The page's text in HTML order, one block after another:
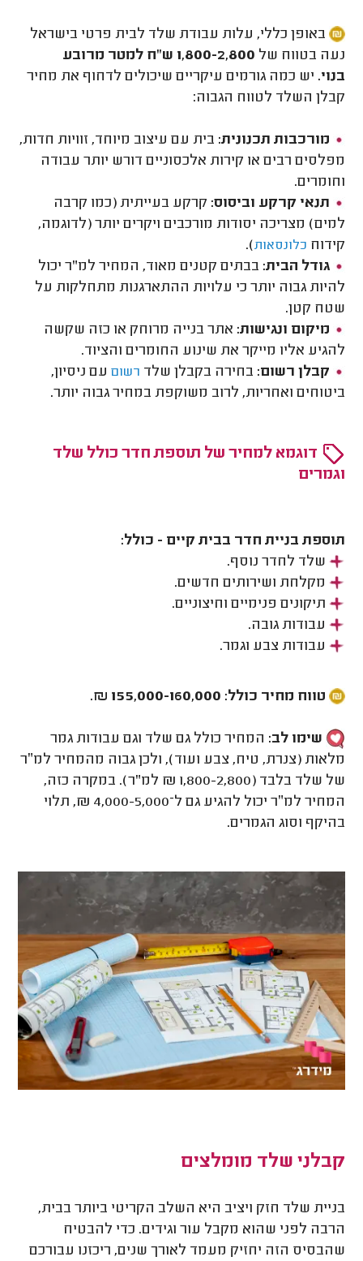
באופן כללי, עלות עבודת שלד לבית פרטי בישראל
נעה בטווח של
1,800-2,800 ש"ח למטר מרובע
בנוי. יש כמה גורמים עיקריים שיכולים לדחוף את מחיר
קבלן השלד לטווח הגבוה:
מורכבות תכנונית: בית עם עיצוב מיוחד, זוויות חדות,
מפלסים רבים או קירות אלכסוניים דורש יותר עבודה
וחומרים.
תנאי קרקע וביסוס: קרקע בעייתית (כמו קרבה
למים) מצריכה יסודות מורכבים ויקרים יותר (לדוגמה,
קידוח כלונסאות).
גודל הבית: בבתים קטנים מאוד, המחיר למ"ר יכול
להיות גבוה יותר כי עלויות ההתארגנות מתחלקות על
שטח קטן.
מיקום ונגישות: אתר בנייה מרוחק או כזה שקשה
להגיע אליו מייקר את שינוע החומרים והציוד.
קבלן רשום: בחירה בקבלן שלד רשום עם ניסיון,
ביטוחים ואחריות, לרוב משוקפת במחיר גבוה יותר.
דוגמא למחיר של תוספת חדר כולל שלד
וגמרים
תוספת בניית חדר בבית קיים - כולל:
שלד לחדר נוסף.
מקלחת ושירותים חדשים.
תיקונים פנימיים וחיצוניים.
עבודות גובה.
עבודות צבע וגמר.
טווח מחיר כולל: 155,000-160,000 ₪.
שימו לב: המחיר כולל גם שלד וגם עבודות גמר
מלאות (צנרת, טיח, צבע ועוד), ולכן גבוה מהמחיר למ״ר
של שלד בלבד (1,800-2,800 ₪ למ"ר). במקרה כזה,
המחיר למ״ר יכול להגיע גם ל־4,000-5,000 ₪, תלוי
בהיקף וסוג הגמרים.
קבלני שלד מומלצים
בניית שלד חזק ויציב היא השלב הקריטי ביותר בבית,
הרבה לפני שהוא מקבל עור וגידים. כדי להבטיח
שהבסיס הזה יחזיק מעמד לאורך שנים, ריכזנו עבורכם